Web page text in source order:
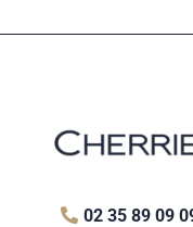
02 35 89 09